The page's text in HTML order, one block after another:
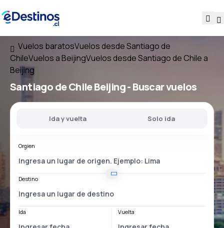
Vuelos baratosVuelos desde Santiago de
ChileVuelos a BeijingVuelos desde Santiago de Chile a
Beijing
Santiago de Chile Beijing- Buscar vuelos
Ida y vuelta Solo ida
Orgien
Destino
Ida Vuelta